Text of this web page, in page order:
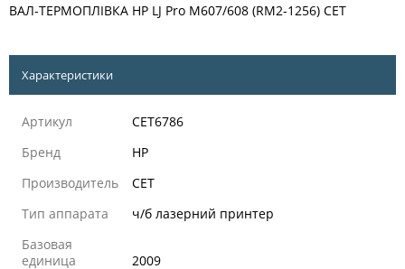
ВАЛ-ТЕРМОПЛІВКА HP LJ Pro M607/608 (RM2-1256) CET
Характеристики
Артикул
CET6786
Бренд
HP
Производитель
CET
Тип аппарата
ч/б лазерний принтер
Базовая
единица
2009